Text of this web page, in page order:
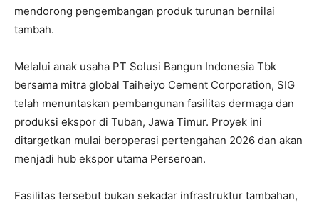
mendorong pengembangan produk turunan bernilai
tambah.
Melalui anak usaha PT Solusi Bangun Indonesia Tbk
bersama mitra global Taiheiyo Cement Corporation, SIG
telah menuntaskan pembangunan fasilitas dermaga dan
produksi ekspor di Tuban, Jawa Timur. Proyek ini
ditargetkan mulai beroperasi pertengahan 2026 dan akan
menjadi hub ekspor utama Perseroan.
Fasilitas tersebut bukan sekadar infrastruktur tambahan,